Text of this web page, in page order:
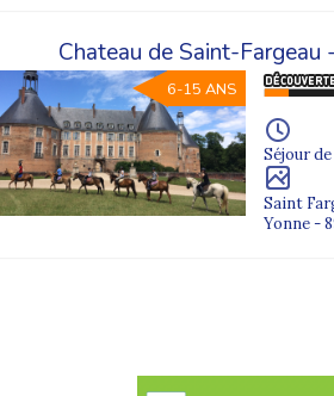
Chateau de Saint-Fargeau
6-15 ANS
Séjour
Saint
Yonne -